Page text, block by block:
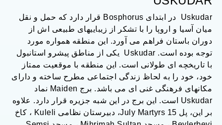
Uskudar در ابتدای Bosphorus قرار دارد که حمل و نقل
میان آسیا و اروپا را با تشکر از زیباییهای طبیعی اش از
دوران باستان فراهم می آورد. این منطقه همواره مورد
توجه بوده است. Uskudar یکی از مناطق پیشرو استانبول
با تاریخچه ای طولانی است. این منطقه با موقعیت ممتاز
خود، خود را به لحاظ زندگی اجتماعی مطرح ساخته و دارای
مکانهای فرهنگی غنی ای می باشد. برج Maiden نماد
Uskudar است. این برج در این شبه جزیره قرار دارد. علاوه
بر این، پل 15 July Martyrs، دبیرستان نظامی Kuleli ، کاخ